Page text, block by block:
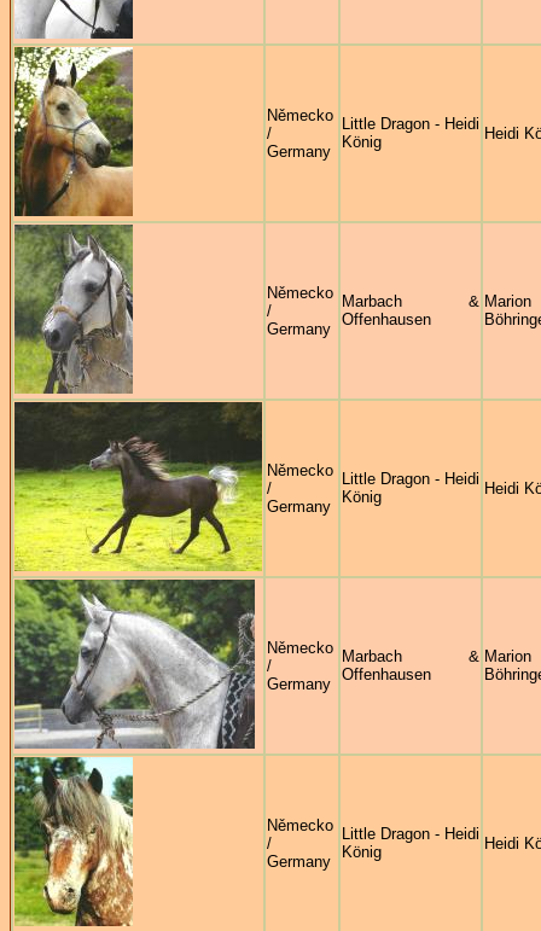
Německo
/
Germany
Little Dragon - Heidi
König
Heidi
Německo
/
Germany
Marbach &
Offenhausen
Marion
Německo
/
Germany
Little Dragon - Heidi
König
Heidi
Německo
/
Germany
Marbach &
Offenhausen
Marion
Německo
/
Germany
Little Dragon - Heidi
König
Heidi